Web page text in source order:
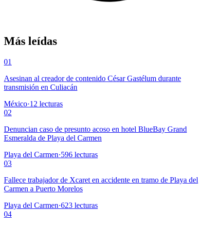
Más leídas
01
Asesinan al creador de contenido César Gastélum durante
transmisión en Culiacán
México·12 lecturas
02
Denuncian caso de presunto acoso en hotel BlueBay Grand
Esmeralda de Playa del Carmen
Playa del Carmen·596 lecturas
03
Fallece trabajador de Xcaret en accidente en tramo de Playa del
Carmen a Puerto Morelos
Playa del Carmen·623 lecturas
04